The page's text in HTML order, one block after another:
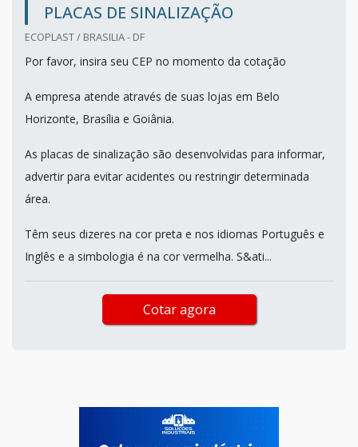
PLACAS DE SINALIZAÇÃO
ECOPLAST / BRASILIA - DF
Por favor, insira seu CEP no momento da cotação
A empresa atende através de suas lojas em Belo
Horizonte, Brasília e Goiânia.
As placas de sinalização são desenvolvidas para informar,
advertir para evitar acidentes ou restringir determinada
área.
Têm seus dizeres na cor preta e nos idiomas Português e
Inglês e a simbologia é na cor vermelha. S&ati...
Cotar agora